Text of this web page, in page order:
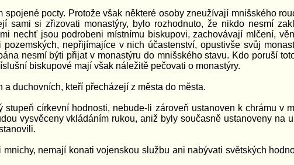
pocty. Protože však některé osoby zneužívají mnišského
si zřizovati monastýry, bylo rozhodnuto, že nikdo nesmí
nechť jsou podrobeni místnímu biskupovi, zachovávají mlčení,
nepřijímajíce v nich účastenství, opustivše svůj
nesmí býti přijat v monastýru do mnišského stavu. Kdo poruší
biskupové mají však náležitě pečovati o monastýry.
duchovních, kteří přecházejí z města do města.
církevní hodnosti, nebude-li zároveň ustanoven k chrámu v
vysvěceny vkládáním rukou, aniž byly současně ustanoveny na
nemají konati vojenskou službu ani nabývati světských